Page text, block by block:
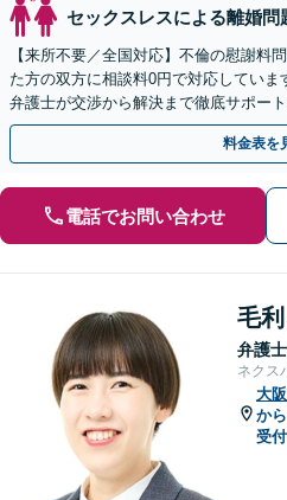
セックスレスによる離婚問
【来所不要／全国対応】不倫の慰謝料
た方の双方に相談料0円で対応してい
弁護士が交渉から解決まで徹底サポー
手金の返還保証もありますので安心し
料金表を
電話でお問い合わせ
毛
弁護士
ネクス
大
か
受